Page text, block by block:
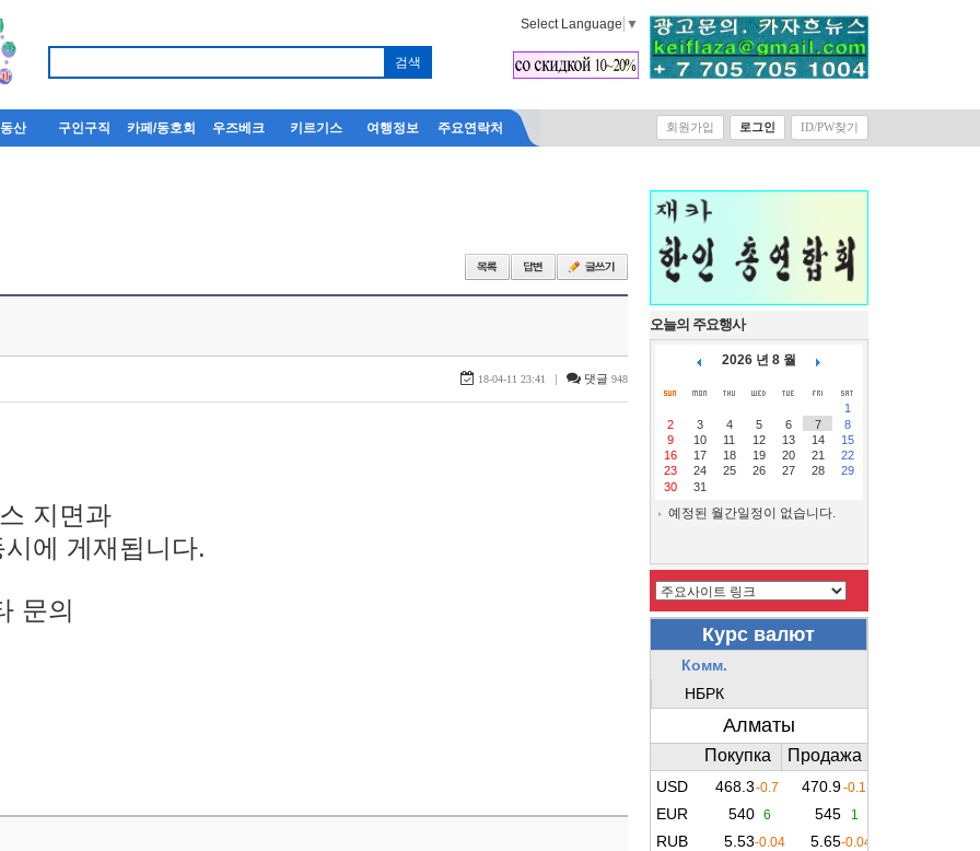
Select Language ▼
산 구인구직 카페/동호회 우즈베크 키르기스 여행정보 주요연락처 회원가입 로그인 ID/PW찾기
18-04-11 23:41 | 댓글 948
지면과
에 게재됩니다.
문의
오늘의 주요행사
2026 년 8 월
1
2
3 4 5 6 7
8
9
10 11 12 13 14
15
16
17 18 19 20 21
22
23
24 25 26 27 28
29
30
31
예정된 월간일정이 없습니다.